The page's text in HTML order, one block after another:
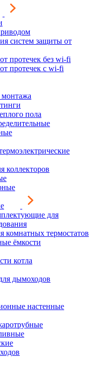
систем защиты от
протечек без wi-fi
протечек с wi-fi
пола
коллекторов
для
комнатных термостатов
ёмкости
котла
дымоходов
настенные